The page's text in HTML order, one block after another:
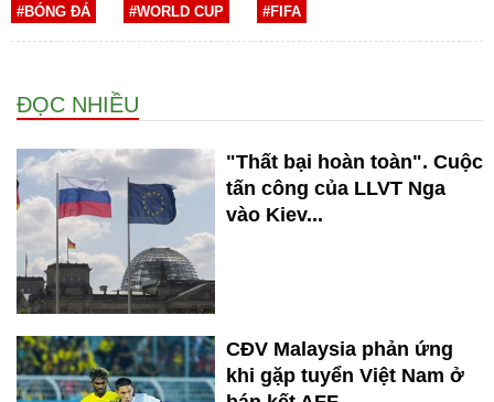
#BÓNG ĐÁ #WORLD CUP #FIFA
ĐỌC NHIỀU
"Thất bại hoàn toàn". Cuộc
tấn công của LLVT Nga
vào Kiev...
CĐV Malaysia phản ứng
khi gặp tuyển Việt Nam ở